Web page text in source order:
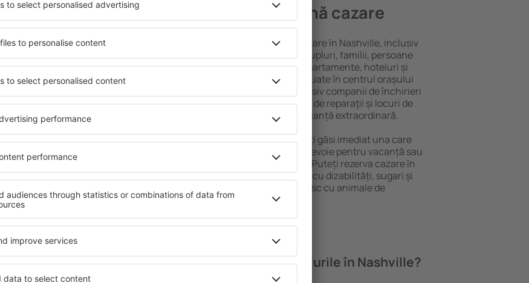
pentru fiecare buget şi
spațioase,
precum și de
timpul unui city break.
orașului, lângă
populare. Acest lucru
de nevoi și de
aveți garanţia că
fără a fi nevoie să
de cazare.
Nashville și vă veţi
Nashville – cea mai bună cazare
Puteți alege dintr-o ofertă variată de cazare în Nashville, inclusiv
proprietăți pentru o singură persoană, cupluri, familii, persoane
ȋn vârstă și grupuri. Oaspeţii pot sta în apartamente, hoteluri și
pensiuni care oferă intimitate și sunt situate în centrul orașului
Nashville. Facilitățile din apropiere, inclusiv companii de închirieri
auto, transport public, magazine, centre de reparaţii și locuri de
relaxare sau distracţie, garantează o vacanță extraordinară.
Dacă doriţi cazare de lux în Nashville, veţi găsi imediat una care
să se potrivească. Veți găsi tot ce aveți nevoie pentru vacanță sau
călătoria de afaceri la destinația aleasă. Puteți rezerva cazare în
Nashville cu facilități pentru persoanele cu dizabilități, sugari și
copii, precum și pentru cei care călătoresc cu animale de
companie.
Ce fel de facilităţi oferă hotelurile în Nashville?